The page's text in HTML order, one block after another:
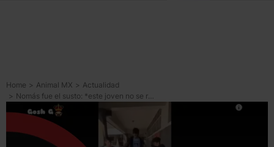
Home > Animal MX > Actualidad
>
Nomás fue el susto: *este joven no se rompió el cráneo por un reto en Tik Tok*